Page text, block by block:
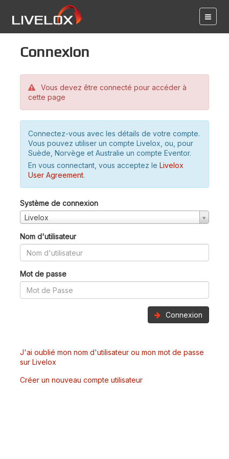
Connexion
Vous devez être connecté pour accéder à
cette page
Connectez-vous avec les détails de votre compte.
Vous pouvez utiliser un compte Livelox, ou, pour
Suède, Norvège et Australie un compte Eventor.
En vous connectant, vous acceptez le Livelox
User Agreement.
Système de connexion
Livelox
Nom d'utilisateur
Mot de passe
Connexion
J'ai oublié mon nom d'utilisateur ou mon mot de passe
sur Livelox
Créer un nouveau compte utilisateur